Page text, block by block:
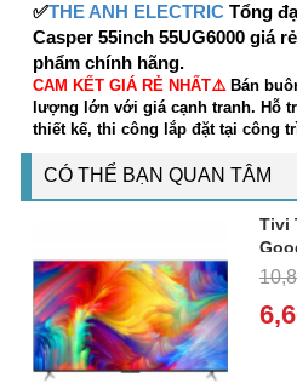
✅THE ANH ELECTRIC Tổng
Casper 55inch 55UG6000 giá
phẩm chính hãng.
CAM KẾT GIÁ RẺ NHẤT⚠️Bán
lượng lớn với giá cạnh tranh. Hỗ
thiết kế, thi công lắp đặt tại công
CÓ THỂ BẠN QUAN TÂM
Tivi